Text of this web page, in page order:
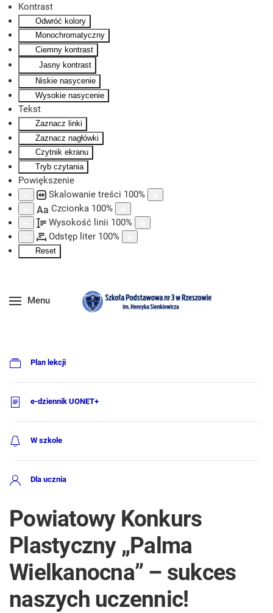
Kontrast
Odwróć kolory
Monochromatyczny
Ciemny kontrast
Jasny kontrast
Niskie nasycenie
Wysokie nasycenie
Tekst
Zaznacz linki
Zaznacz nagłówki
Czytnik ekranu
Tryb czytania
Powiększenie
Skalowanie treści 100%
Aa Czcionka 100%
Wysokość linii 100%
Odstęp liter 100%
Reset
Skip to main content
Menu
Plan lekcji
e-dziennik UONET+
W szkole
Dla ucznia
Powiatowy Konkurs
Plastyczny „Palma
Wielkanocna” – sukces
naszych uczennic!